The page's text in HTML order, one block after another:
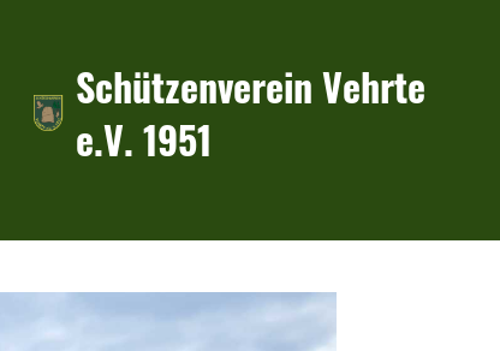
Schützenverein Vehrte
e.V. 1951